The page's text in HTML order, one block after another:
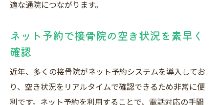
適な通院につながります。
ネット予約で接骨院の空き状況を素早く
確認
近年、多くの接骨院がネット予約システムを導入してお
り、空き状況をリアルタイムで確認できるため非常に便
利です。ネット予約を利用することで、電話対応の手間